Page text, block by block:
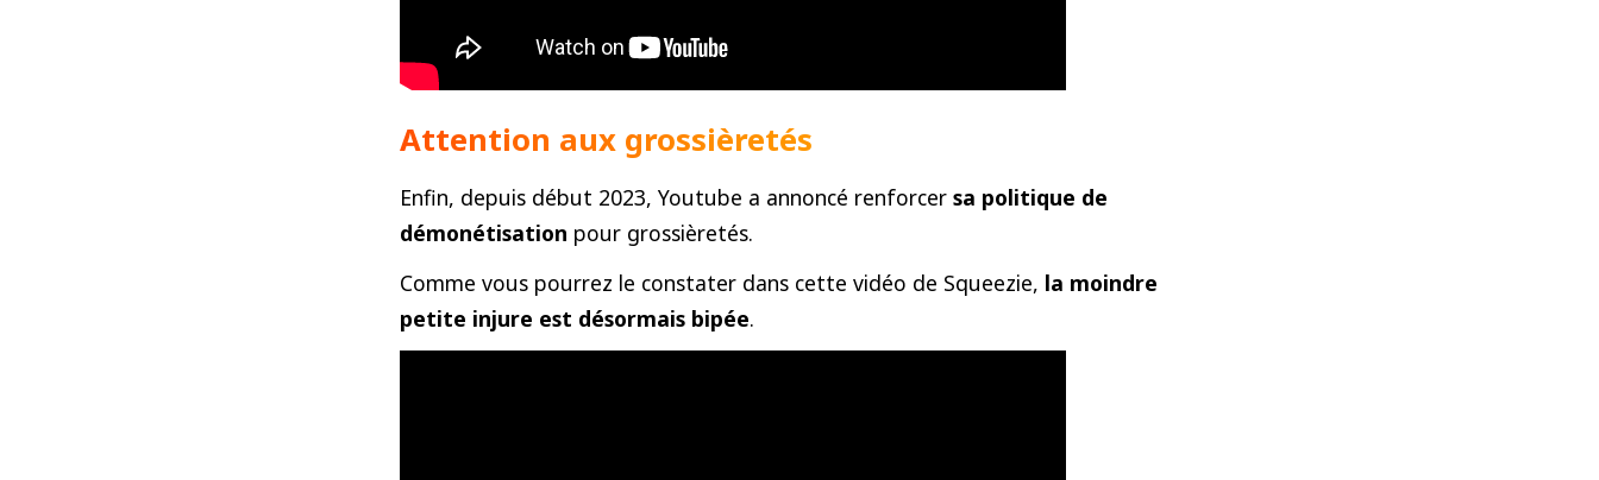
Attention aux grossièretés
Enfin, depuis début 2023, Youtube a annoncé renforcer sa politique de
démonétisation pour grossièretés.
Comme vous pourrez le constater dans cette vidéo de Squeezie, la moindre
petite injure est désormais bipée.